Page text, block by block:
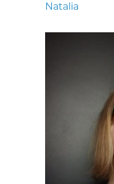
Natalia